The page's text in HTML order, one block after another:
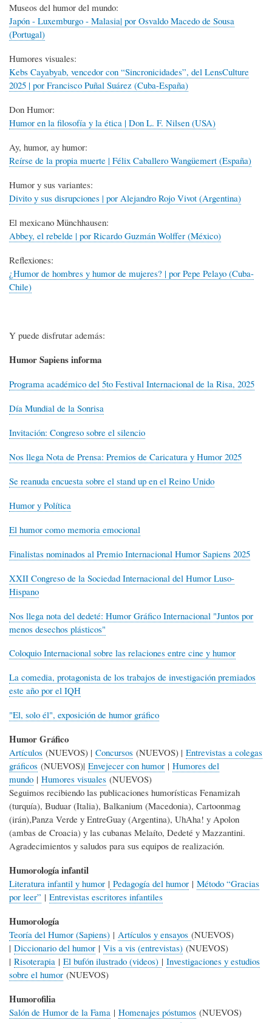
Museos del humor del mundo:
Japón - Luxemburgo - Malasia| por Osvaldo Macedo de Sousa
(Portugal)
Humores visuales:
Kebs Cayabyab, vencedor con “Sincronicidades”, del LensCulture
2025 | por Francisco Puñal Suárez (Cuba-España)
Don Humor:
Humor en la filosofía y la ética | Don L. F. Nilsen (USA)
Ay, humor, ay humor:
Reírse de la propia muerte | Félix Caballero Wangüemert (España)
Humor y sus variantes:
Divito y sus disrupciones | por Alejandro Rojo Vivot (Argentina)
El mexicano Münchhausen:
Abbey, el rebelde | por Ricardo Guzmán Wolffer (México)
Reflexiones:
¿Humor de hombres y humor de mujeres? | por Pepe Pelayo (Cuba-
Chile)
Y puede disfrutar además:
Humor Sapiens informa
Programa académico del 5to Festival Internacional de la Risa, 2025
Día Mundial de la Sonrisa
Invitación: Congreso sobre el silencio
Nos llega Nota de Prensa: Premios de Caricatura y Humor 2025
Se reanuda encuesta sobre el stand up en el Reino Unido
Humor y Política
El humor como memoria emocional
Finalistas nominados al Premio Internacional Humor Sapiens 2025
XXII Congreso de la Sociedad Internacional del Humor Luso-
Hispano
Nos llega nota del dedeté: Humor Gráfico Internacional "Juntos por
menos desechos plásticos"
Coloquio Internacional sobre las relaciones entre cine y humor
La comedia, protagonista de los trabajos de investigación premiados
este año por el IQH
"El, solo él", exposición de humor gráfico
Humor Gráfico
Artículos (NUEVOS) | Concursos (NUEVOS) | Entrevistas a colegas
gráficos (NUEVOS)| Envejecer con humor | Humores del
mundo | Humores visuales (NUEVOS)
Seguimos recibiendo las publicaciones humorísticas Fenamizah
(turquía), Buduar (Italia), Balkanium (Macedonia), Cartoonmag
(irán),Panza Verde y EntreGuay (Argentina), UhAha! y Apolon
(ambas de Croacia) y las cubanas Melaíto, Dedeté y Mazzantini.
Agradecimientos y saludos para sus equipos de realización.
Humorología infantil
Literatura infantil y humor | Pedagogía del humor | Método “Gracias
por leer” | Entrevistas escritores infantiles
Humorología
Teoría del Humor (Sapiens) | Artículos y ensayos (NUEVOS)
| Diccionario del humor | Vis a vis (entrevistas) (NUEVOS)
| Risoterapia | El bufón ilustrado (videos) | Investigaciones y estudios
sobre el humor (NUEVOS)
Humorofilia
Salón de Humor de la Fama | Homenajes póstumos (NUEVOS)